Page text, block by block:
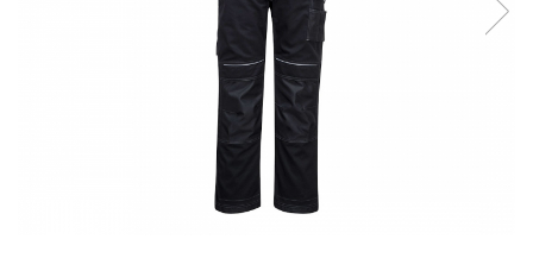
Masini de gaurit si insurubat
Masini de slefuit si rindeluit
Suflante aer cald si aspiratoare
îmbrăcăminte unică folosinţă
Accesorii industria alimentară